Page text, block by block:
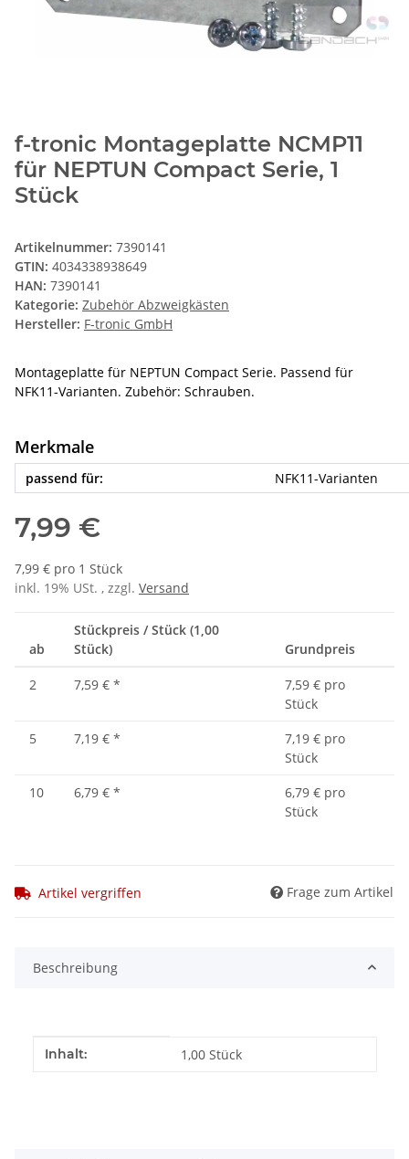
f-tronic Montageplatte NCMP11
für NEPTUN Compact Serie, 1
Stück
Artikelnummer: 7390141
GTIN: 4034338938649
HAN: 7390141
Kategorie: Zubehör Abzweigkästen
Hersteller: F-tronic GmbH
Montageplatte für NEPTUN Compact Serie. Passend für
NFK11-Varianten. Zubehör: Schrauben.
Merkmale
passend für: NFK11-Varianten
7,99 €
7,99 € pro 1 Stück
inkl. 19% USt. , zzgl. Versand
ab
Stückpreis / Stück (1,00
Stück)
Grundpreis
2 7,59 € *
7,59 € pro
Stück
5
7,19 € *
7,19 € pro
Stück
10
6,79 € *
6,79 € pro
Stück
Artikel vergriffen Frage zum Artikel
Beschreibung
Produkteigenschaft
Wert
Inhalt: 1,00 Stück